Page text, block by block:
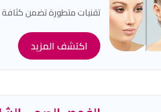
تقنيات متطورة تضمن كثافة
اكتشف المزيد